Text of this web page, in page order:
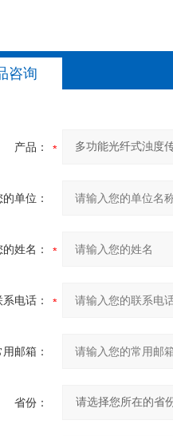
咨询
产品：
的单位：
的姓名：
系电话：
用邮箱：
省份：